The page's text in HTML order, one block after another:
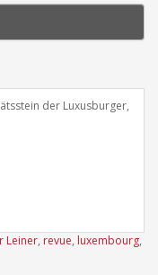
der Luxusburger,
Leiner, revue, luxembourg,